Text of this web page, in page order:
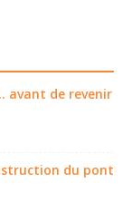
avant de revenir
du pont